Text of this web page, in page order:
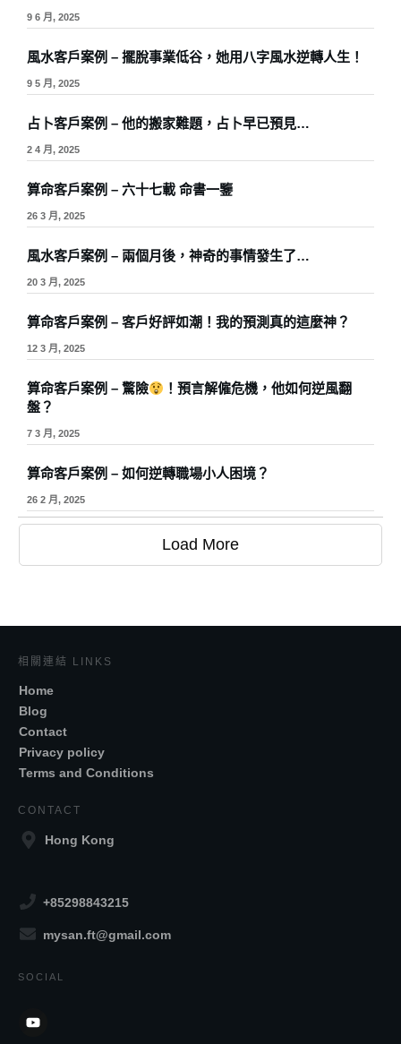
9 6 月, 2025
風水客戶案例 – 擺脫事業低谷，她用八字風水逆轉人生！
9 5 月, 2025
占卜客戶案例 – 他的搬家難題，占卜早已預見…
2 4 月, 2025
算命客戶案例 – 六十七載 命書一鑒
26 3 月, 2025
風水客戶案例 – 兩個月後，神奇的事情發生了…
20 3 月, 2025
算命客戶案例 – 客戶好評如潮！我的預測真的這麼神？
12 3 月, 2025
算命客戶案例 – 驚險
！預言解僱危機，他如何逆風翻
盤？
7 3 月, 2025
算命客戶案例 – 如何逆轉職場小人困境？
26 2 月, 2025
Load More
相關連結 LINKS
Home
Blog
Contact
Privacy policy
Terms and Conditions
CONTACT
Hong Kong
+85298843215
mysan.ft@gmail.com
SOCIAL